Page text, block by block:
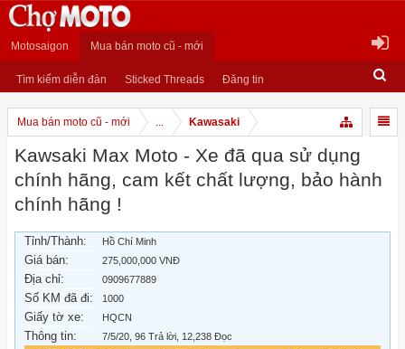
Motosaigon Mua bán moto cũ - mới
Tìm kiếm diễn đàn Sticked Threads Đăng tin
Mua bán moto cũ - mới ... Kawasaki
Kawsaki Max Moto - Xe đã qua sử dụng
chính hãng, cam kết chất lượng, bảo hành
chính hãng !
Tỉnh/Thành: Hồ Chí Minh
Giá bán: 275,000,000 VNĐ
Địa chỉ: 0909677889
Số KM đã đi: 1000
Giấy tờ xe: HQCN
Thông tin: 7/5/20 , 96 Trả lời, 12,238 Đọc